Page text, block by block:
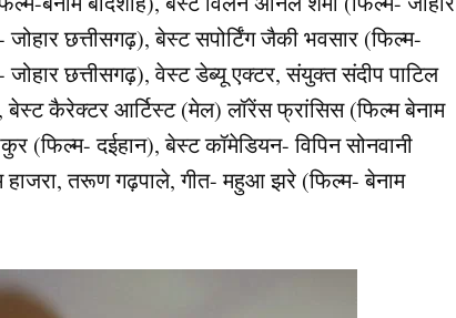
छत्तीसगढ़), बेस्ट सपोर्टिंग जैकी भवसार (फिल्म-
जोहार छत्तीसगढ़), वेस्ट डेब्यू एक्टर, संयुक्त संदीप पाटिल
बेस्ट कैरेक्टर आर्टिस्ट (मेल) लॉरेंस फ्रांसिस (फिल्म बेनाम
(फिल्म- दईहान), बेस्ट कॉमेडियन- विपिन सोनवानी
हाजरा, तरूण गढ़पाले, गीत- महुआ झरे (फिल्म- बेनाम